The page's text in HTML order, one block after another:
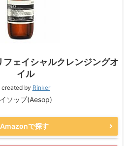
ェイシャルクレンジングオ
イル
created by Rinker
イソップ(Aesop)
Amazonで探す